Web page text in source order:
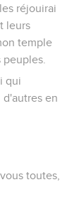
réjouirai
leurs
temple
qui
d'autres en
toutes,